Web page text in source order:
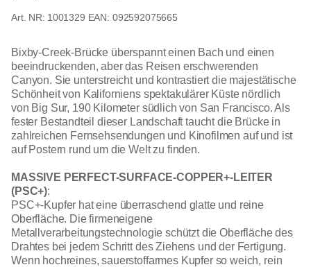
1001329 EAN: 092592075665
Bixby-Creek-Brücke überspannt einen Bach und einen
beeindruckenden, aber das Reisen erschwerenden
Canyon. Sie unterstreicht und kontrastiert die majestätische
Schönheit von Kaliforniens spektakulärer Küste nördlich
von Big Sur, 190 Kilometer südlich von San Francisco. Als
fester Bestandteil dieser Landschaft taucht die Brücke in
zahlreichen Fernsehsendungen und Kinofilmen auf und ist
auf Postern rund um die Welt zu finden.
MASSIVE PERFECT-SURFACE-COPPER+-LEITER
(PSC+):
PSC+-Kupfer hat eine überraschend glatte und reine
Oberfläche. Die firmeneigene
Metallverarbeitungstechnologie schützt die Oberfläche des
Drahtes bei jedem Schritt des Ziehens und der Fertigung.
Wenn hochreines, sauerstoffarmes Kupfer so weich, rein